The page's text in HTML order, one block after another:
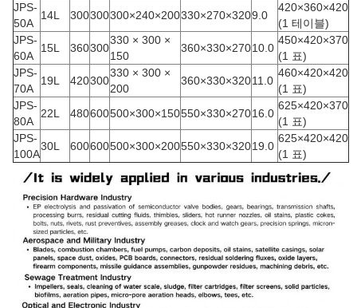
JPS-
50A
14L 300300300×240×200330×270×3209.0
420×360×420
(1 테이블)
JPS-
60A
15L 360300
330 × 300 ×
150
360×330×27010.0
450×420×370
(1 표)
JPS-
70A
19L 420300
330 × 300 ×
200
360×330×32011.0
460×420×420
(1 표)
JPS-
80A
22L 480600500×300×150550×330×27016.0
625×420×370
(1 표)
JPS-
100A
30L 600600500×300×200550×330×32019.0
625×420×420
(1 표)